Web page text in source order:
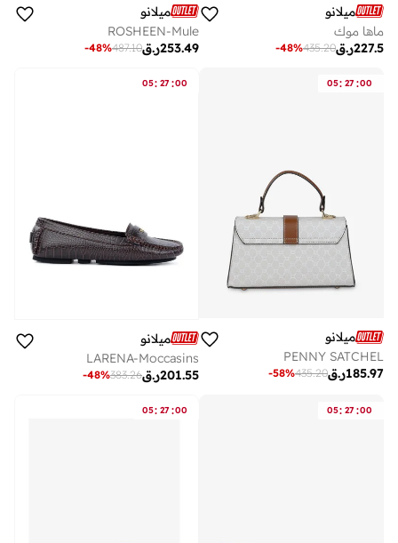
ميلانو
ماها موك
ر.ق227.5
435.20
-48%
ميلانو
ROSHEEN-Mule
ر.ق253.49
487.10
-48%
05: 27 :00
ميلانو
PENNY SATCHEL
ر.ق185.97
435.20
-58%
05: 27 :00
ميلانو
LARENA-Moccasins
ر.ق201.55
383.26
-48%
05: 27 :00
05: 27 :00